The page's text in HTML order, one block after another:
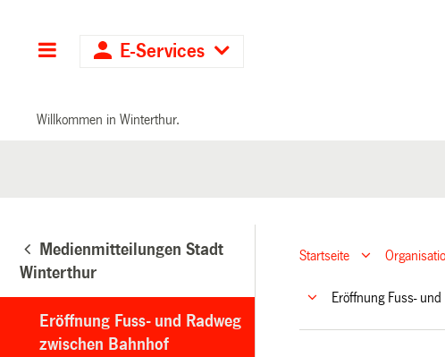
Hauptnavigation
E-Services
Willkommen in Winterthur.
Medienmitteilungen Stadt
Winterthur
Eröffnung Fuss- und Radweg
zwischen Bahnhof
Startseite
Eröffnung Fuss-